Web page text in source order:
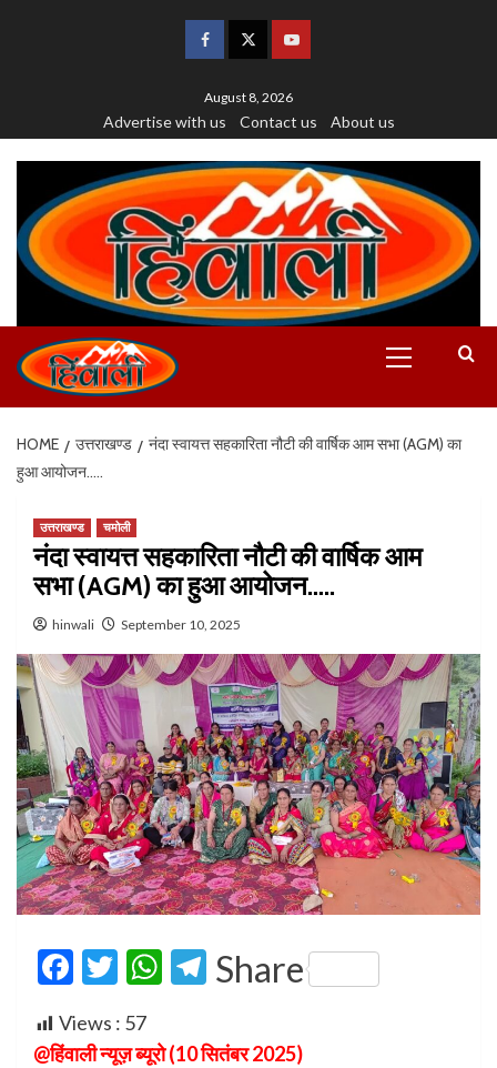
August 8, 2026
Advertise with us Contact us About us
HOME उत्तराखण्ड
नंदा स्वायत्त सहकारिता नौटी की वार्षिक आम सभा (AGM) का
हुआ आयोजन…..
उत्तराखण्ड चमोली
नंदा स्वायत्त सहकारिता नौटी की वार्षिक आम
सभा (AGM) का हुआ आयोजन…..
hinwali September 10, 2025
Facebook
Twitter
WhatsApp
Telegram
Share
Views : 57
@हिंवाली न्यूज़ ब्यूरो (10 सितंबर 2025)